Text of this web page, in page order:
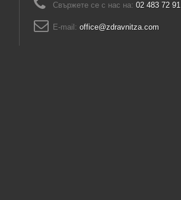
Свържете се с нас на: 02 483 72 91
E-mail: office@zdravnitza.com